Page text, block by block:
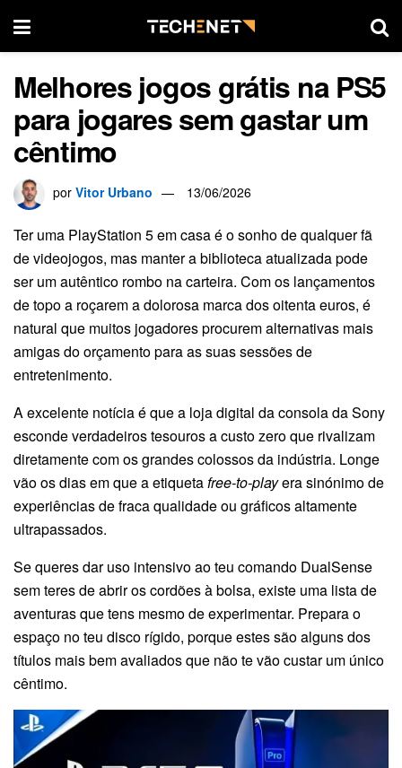
Melhores jogos grátis na PS5
para jogares sem gastar um
cêntimo
por Vitor Urbano 13/06/2026
Ter uma PlayStation 5 em casa é o sonho de qualquer fã
de videojogos, mas manter a biblioteca atualizada pode
ser um autêntico rombo na carteira. Com os lançamentos
de topo a roçarem a dolorosa marca dos oitenta euros, é
natural que muitos jogadores procurem alternativas mais
amigas do orçamento para as suas sessões de
entretenimento.
A excelente notícia é que a loja digital da consola da Sony
esconde verdadeiros tesouros a custo zero que rivalizam
diretamente com os grandes colossos da indústria. Longe
vão os dias em que a etiquetafree-to-playera sinónimo de
experiências de fraca qualidade ou gráficos altamente
ultrapassados.
Se queres dar uso intensivo ao teu comando DualSense
sem teres de abrir os cordões à bolsa, existe uma lista de
aventuras que tens mesmo de experimentar. Prepara o
espaço no teu disco rígido, porque estes são alguns dos
títulos mais bem avaliados que não te vão custar um único
cêntimo.